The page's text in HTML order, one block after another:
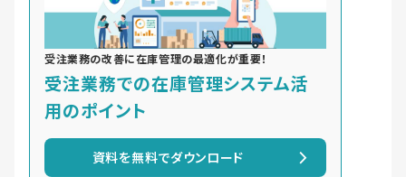
受注業務の改善に在庫管理の最適化が重要！
受注業務での在庫管理システム活
用のポイント
資料を無料でダウンロード